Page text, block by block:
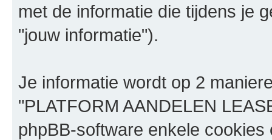
met de informatie die tijdens je
"jouw informatie").
Je informatie wordt op 2
"PLATFORM AANDELEN
phpBB-software enkele